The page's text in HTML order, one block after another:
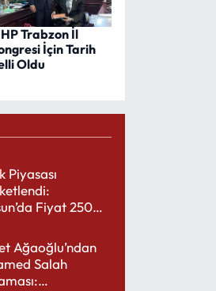
Trabzon İl
İçin Tarih
Oldu
Piyasası
Fiyat 250
Ağaoğlu’ndan
Salah